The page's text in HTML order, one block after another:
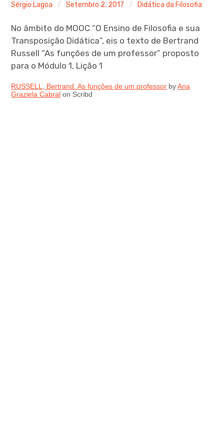
MATERIAIS child
DOCUMENTOS child
menu
Sérgio Lagoa Setembro 2, 2017 Didática da Filosofia
No âmbito do MOOC “O Ensino de Filosofia e sua
Transposição Didática”, eis o texto de Bertrand
Russell “As funções de um professor” proposto
para o Módulo 1, Lição 1
RUSSELL, Bertrand. As funções de um professor byAna
Graziela Cabral on Scribd